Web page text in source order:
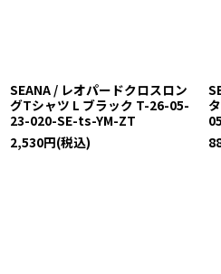
SEANA / レオパードクロスロン
グTシャツ L ブラック T-26-05-
23-020-SE-ts-YM-ZT
2,530円(税込)